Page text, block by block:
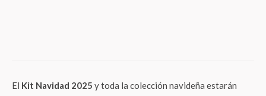
El Kit Navidad 2025 y toda la colección navideña estarán